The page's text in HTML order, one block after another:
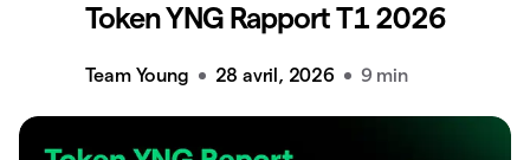
Token YNG Rapport T1 2026
Team Young 28 avril, 2026 9 min